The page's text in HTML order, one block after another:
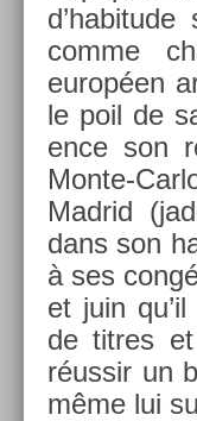
comme
européen
le poil de
ence son
Monte-
Mad­rid
dans son
à ses
et juin
de tit­res
réussir un
même lui